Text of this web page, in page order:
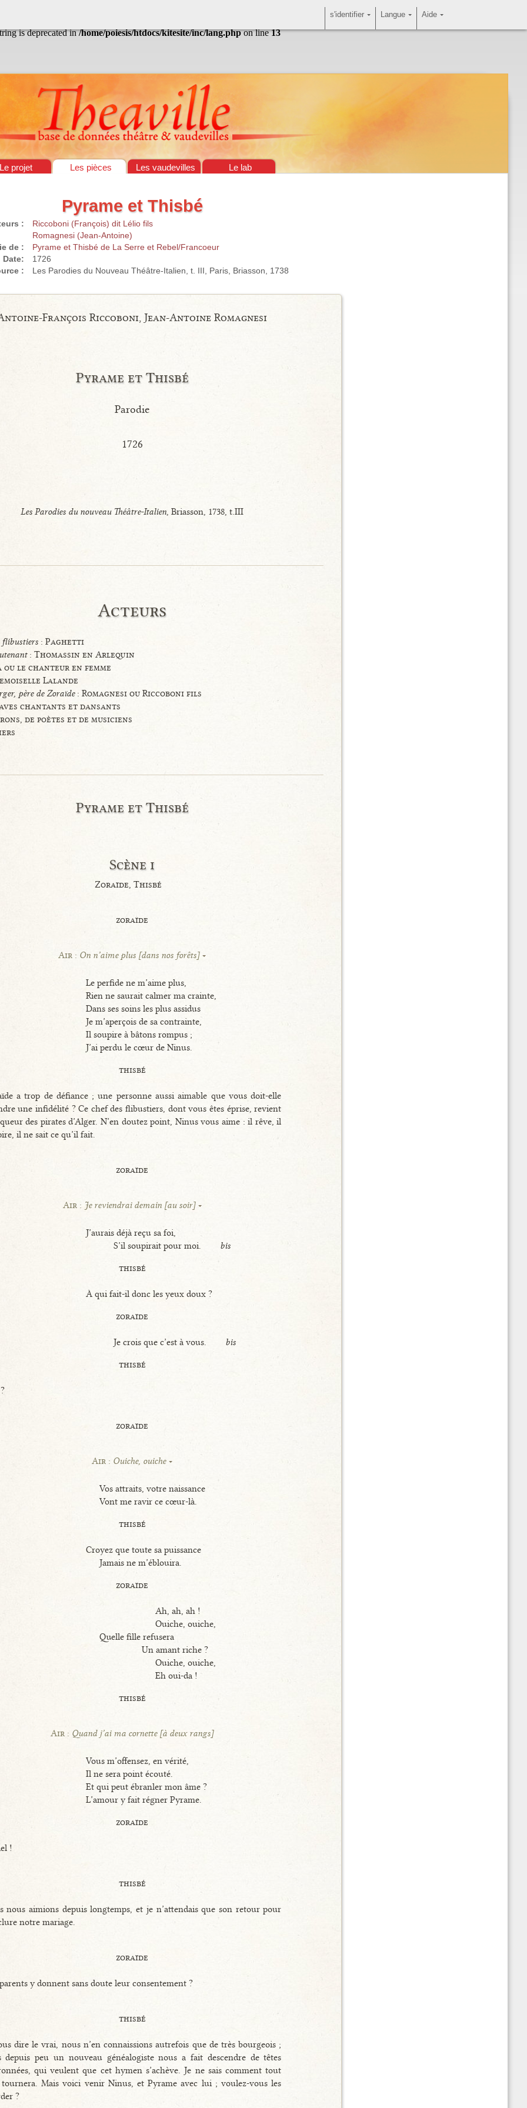
is deprecated in/home/poiesis/htdocs/kitesite/inc/lang.phpon line13
Le projet Les pièces Les vaudevilles Le lab
Pyrame et Thisbé
:
Riccoboni (François) dit Lélio fils
Romagnesi (Jean-Antoine)
de :
Pyrame et Thisbé de La Serre et Rebel/Francoeur
Date:
1726
:
Les Parodies du Nouveau Théâtre-Italien, t. III, Paris, Briasson, 1738
François Riccoboni, Jean-Antoine Romagnesi
Pyrame et Thisbé
Parodie
1726
Les Parodies du nouveau Théâtre-Italien, Briasson, 1738, t.III
Acteurs
flibustiers: Paghetti
: Thomassin en Arlequin
ou le chanteur en femme
Lalande
père de Zoraïde: Romagnesi ou Riccoboni fils
chantants et dansants
de poètes et de musiciens
Pyrame et Thisbé
Scène i
Zoraïde, Thisbé
zoraïde
Air : On n’aime plus [dans nos forêts]
Le perfide ne m’aime plus,
Rien ne saurait calmer ma crainte,
Dans ses soins les plus assidus
Je m’aperçois de sa contrainte,
Il soupire à bâtons rompus ;
J’ai perdu le cœur de Ninus.
thisbé
a trop de défiance ; une personne aussi aimable que vous doit-elle
une infidélité ? Ce chef des flibustiers, dont vous êtes éprise, revient
des pirates d’Alger. N’en doutez point, Ninus vous aime : il rêve, il
il ne sait ce qu’il fait.
zoraïde
Air : Je reviendrai demain [au soir]
J’aurais déjà reçu sa foi,
S’il soupirait pour moi.
bis
thisbé
À qui fait-il donc les yeux doux ?
zoraïde
Je crois que c’est à vous. bis
thisbé
zoraïde
Air : Ouiche, ouiche
Vos attraits, votre naissance
Vont me ravir ce cœur-là.
thisbé
Croyez que toute sa puissance
Jamais ne m’éblouira.
zoraïde
Ah, ah, ah !
Ouiche, ouiche,
Quelle fille refusera
Un amant riche ?
Ouiche, ouiche,
Eh oui-da !
thisbé
Air : Quand j’ai ma cornette [à deux rangs]
Vous m’offensez, en vérité,
Il ne sera point écouté.
Et qui peut ébranler mon âme ?
L’amour y fait régner Pyrame.
zoraïde
!
thisbé
nous aimions depuis longtemps, et je n’attendais que son retour pour
notre mariage.
zoraïde
y donnent sans doute leur consentement ?
thisbé
dire le vrai, nous n’en connaissions autrefois que de très bourgeois ;
depuis peu un nouveau généalogiste nous a fait descendre de têtes
qui veulent que cet hymen s’achève. Je ne sais comment tout
tournera. Mais voici venir Ninus, et Pyrame avec lui ; voulez-vous les
?
Aide
Langue
s'identifier